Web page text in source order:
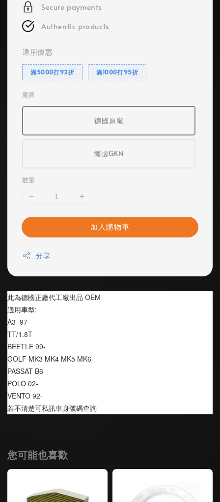
Secure payments
Authentic products
適用優惠
滿5000打92折 滿1000打95折
廠牌
德國原廠
德國GKN
數量
加入購物車
分享
此為德國正廠代工廠出品 OEM
適用車型:
A3  97-
TT/1.8T
BEETLE 99-
GOLF MK3 MK4 MK5 MK6
PASSAT B6
POLO 02-
VENTO 92-
若不清楚可私訊車身號碼查詢
您可能也喜歡